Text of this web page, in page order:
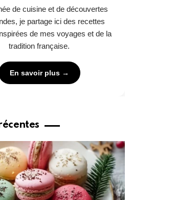
de cuisine et de découvertes
je partage ici des recettes
de mes voyages et de la
tradition française.
En savoir plus →